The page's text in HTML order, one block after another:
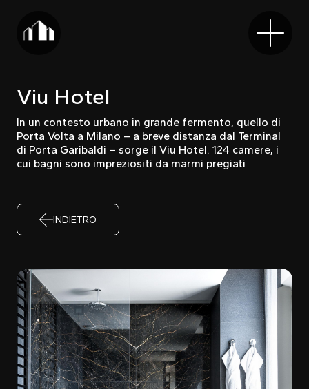
INDIETRO
Viu Hotel
In un contesto urbano in grande fermento, quello di
Porta Volta a Milano – a breve distanza dal Terminal
di Porta Garibaldi – sorge il Viu Hotel. 124 camere, i
cui bagni sono impreziositi da marmi pregiati